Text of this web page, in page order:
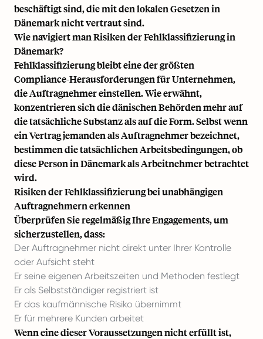
beschäftigt sind, die mit den lokalen Gesetzen in
Dänemark nicht vertraut sind.
Wie navigiert man Risiken der Fehlklassifizierung in
Dänemark?
Fehlklassifizierung bleibt eine der größten
Compliance-Herausforderungen für Unternehmen,
die Auftragnehmer einstellen. Wie erwähnt,
konzentrieren sich die dänischen Behörden mehr auf
die tatsächliche Substanz als auf die Form. Selbst wenn
ein Vertrag jemanden als Auftragnehmer bezeichnet,
bestimmen die tatsächlichen Arbeitsbedingungen, ob
diese Person in Dänemark als Arbeitnehmer betrachtet
wird.
Risiken der Fehlklassifizierung bei unabhängigen
Auftragnehmern erkennen
Überprüfen Sie regelmäßig Ihre Engagements, um
sicherzustellen, dass:
Der Auftragnehmer nicht direkt unter Ihrer Kontrolle
oder Aufsicht steht
Er seine eigenen Arbeitszeiten und Methoden festlegt
Er als Selbstständiger registriert ist
Er das kaufmännische Risiko übernimmt
Er für mehrere Kunden arbeitet
Wenn eine dieser Voraussetzungen nicht erfüllt ist,